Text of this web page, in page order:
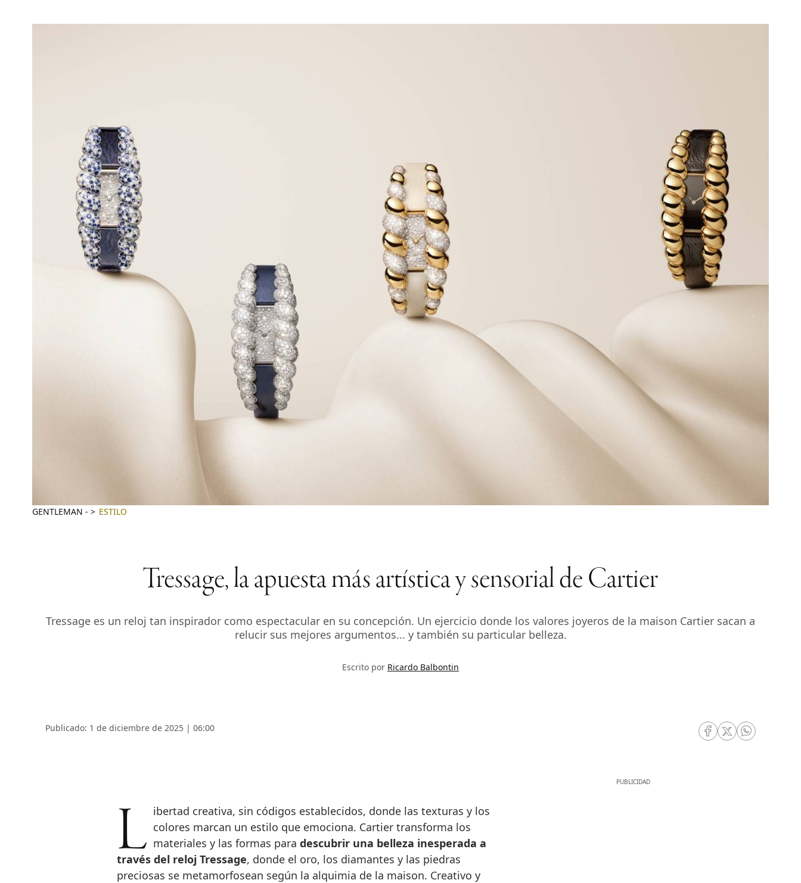
GENTLEMAN - ESTILO
Tressage, la apuesta más artística y sensorial de Cartier
Tressage es un reloj tan inspirador como espectacular en su concepción. Un ejercicio donde los valores joyeros de la maison Cartier sacan a
relucir sus mejores argumentos... y también su particular belleza.
Escrito por Ricardo Balbontin
Publicado: 1 de diciembre de 2025 | 06:00
RRSS Facebook
RRSS Twitter
RRSS
Libertad creativa, sin códigos establecidos, donde las texturas y los colores marcan un estilo que emociona. Cartier transforma los
materiales y las formas para descubrir una belleza inesperada a
través del reloj Tressage, donde el oro, los diamantes y las piedras
preciosas se metamorfosean según la alquimia de la maison. Creativo y